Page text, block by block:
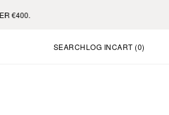
SEARCHLOG INCART (0)